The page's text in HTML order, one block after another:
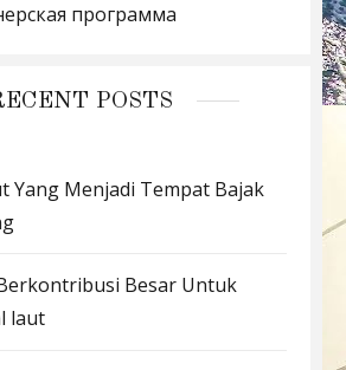
программа
POSTS
Yang Menjadi Tempat Bajak
Besar Untuk
laut